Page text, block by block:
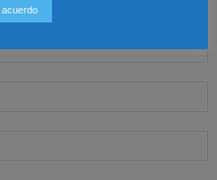
acuerdo